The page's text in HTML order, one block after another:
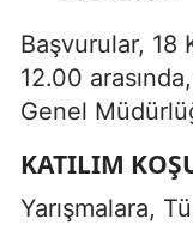
Başvurular, 18
12.00
Genel
KATILIM
Yarışmalara,